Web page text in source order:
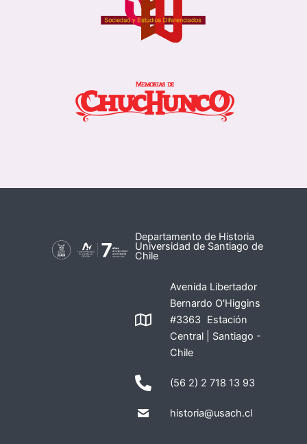
Departamento de Historia
Universidad de Santiago de
Chile
Avenida Libertador
Bernardo O'Higgins
#3363 Estación
Central | Santiago -
Chile
(56 2) 2 718 13 93
historia@usach.cl